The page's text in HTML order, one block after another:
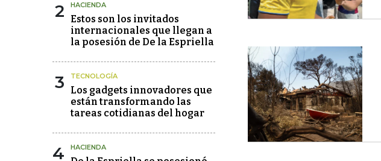
2 HACIENDA
Estos son los invitados
internacionales que llegan a
la posesión de De la Espriella
3 TECNOLOGÍA
Los gadgets innovadores que
están transformando las
tareas cotidianas del hogar
4 HACIENDA